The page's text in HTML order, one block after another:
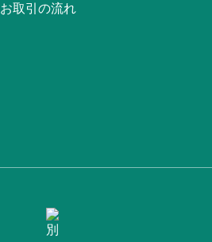
お取引の流れ